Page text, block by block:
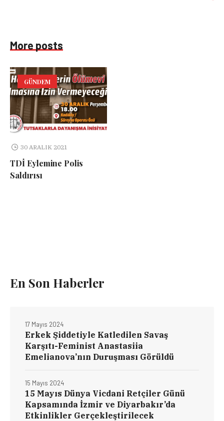
More posts
GÜNDEM
30 ARALIK 2021
TDİ Eylemine Polis
Saldırısı
En Son Haberler
Erkek Şiddetiyle Katledilen Savaş
Karşıtı-Feminist Anastasiia
Emelianova’nın Duruşması Görüldü
17 Mayıs 2024
15 Mayıs Dünya Vicdani Retçiler Günü
Kapsamında İzmir ve Diyarbakır’da
Etkinlikler Gerçekleştirilecek
15 Mayıs 2024